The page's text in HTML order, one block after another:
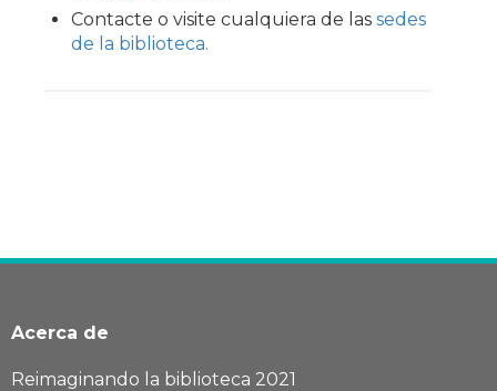
Contacte o visite cualquiera de las sedes
de la biblioteca.
Acerca de
Reimaginando la biblioteca 2021